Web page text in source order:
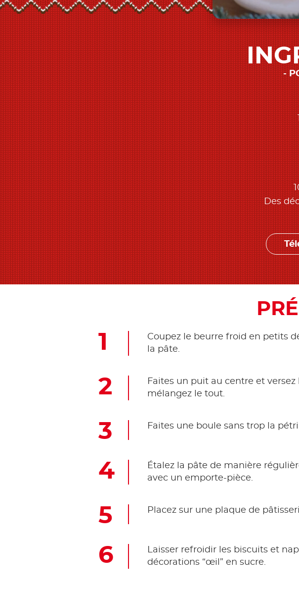
Des
Coupez le beurre froid en petits
la pâte.
Faites un puit au centre et
mélangez le tout.
Faites une boule sans trop la
Étalez la pâte de manière
avec un emporte-pièce.
Placez sur une plaque de
Laisser refroidir les biscuits et
décorations “œil” en sucre.